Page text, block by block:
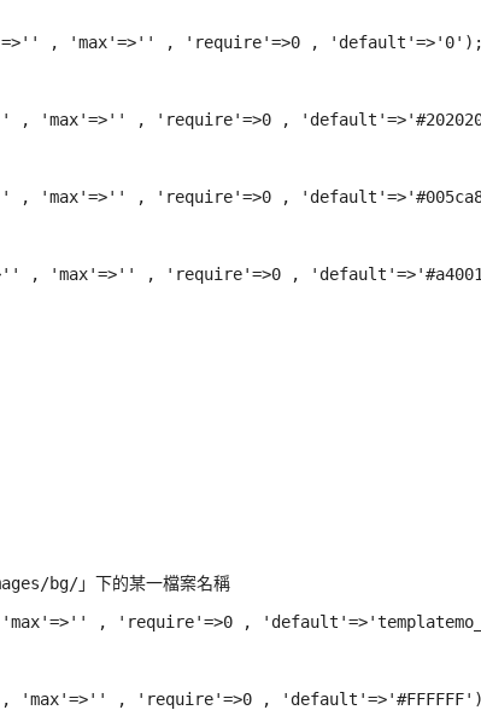
, 'max'=>'' , 'require'=>0 , 'default'=>'0');
, 'max'=>'' , 'require'=>0 ,
, 'max'=>'' , 'require'=>0 ,
, 'max'=>'' , 'require'=>0 ,
bg/」下的某一檔案名稱
, 'require'=>0 ,
'max'=>'' , 'require'=>0 ,